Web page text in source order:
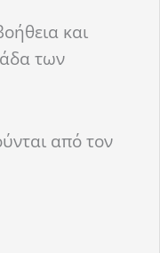
και
των
από τον